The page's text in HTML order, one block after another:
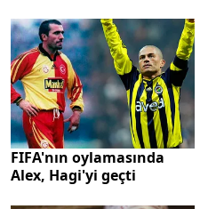
FIFA'nın oylamasında
Alex, Hagi'yi geçti